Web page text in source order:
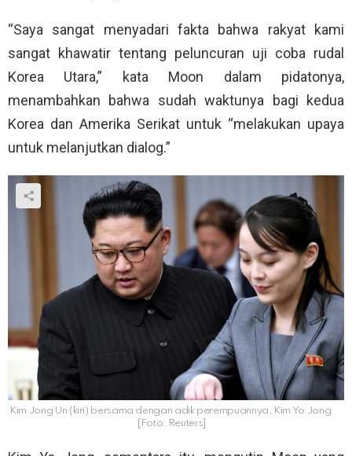
“Saya sangat menyadari fakta bahwa rakyat kami
sangat khawatir tentang peluncuran uji coba rudal
Korea Utara,” kata Moon dalam pidatonya,
menambahkan bahwa sudah waktunya bagi kedua
Korea dan Amerika Serikat untuk “melakukan upaya
untuk melanjutkan dialog.”
Kim Jong Un (kiri) bersama dengan adik perempuannya, Kim Yo Jong.
[Foto: Reuters]